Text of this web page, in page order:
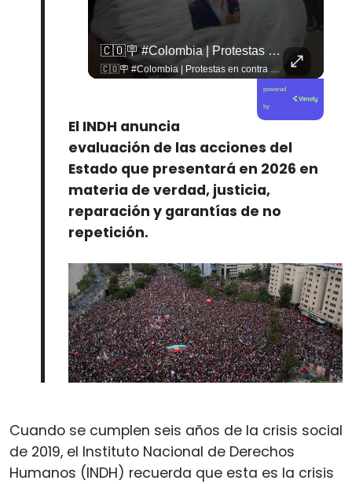
🇨🇴🪧 #Colombia | Protestas En Contra De La Toma De Posesión De Abelardo Son Lideradas Por Iván Cepeda
🇨🇴🪧 #Colombia | Protestas en contra de la toma de posesión de Abelardo son lideradas por Iván Cepeda
powered
by
El INDH anuncia
evaluación de las acciones del
Estado que presentará en 2026 en
materia de verdad, justicia,
reparación y garantías de no
repetición.
Cuando se cumplen seis años de la crisis social
de 2019, el Instituto Nacional de Derechos
Humanos (INDH) recuerda que esta es la crisis